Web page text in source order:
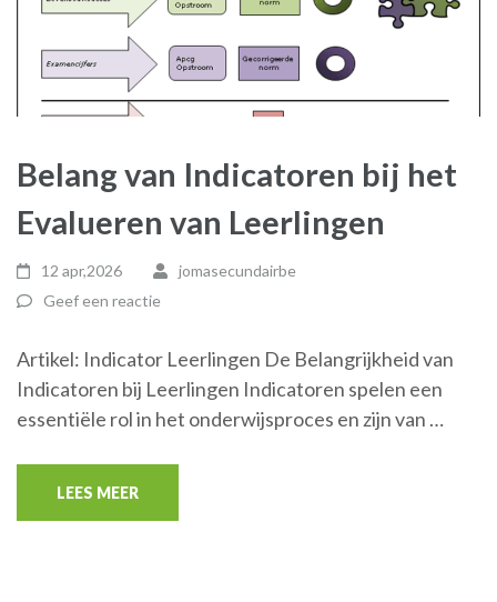
Belang van Indicatoren bij het
Evalueren van Leerlingen
12 apr,2026
jomasecundairbe
Geef een reactie
Artikel: Indicator Leerlingen De Belangrijkheid van
Indicatoren bij Leerlingen Indicatoren spelen een
essentiële rol in het onderwijsproces en zijn van …
LEES MEER